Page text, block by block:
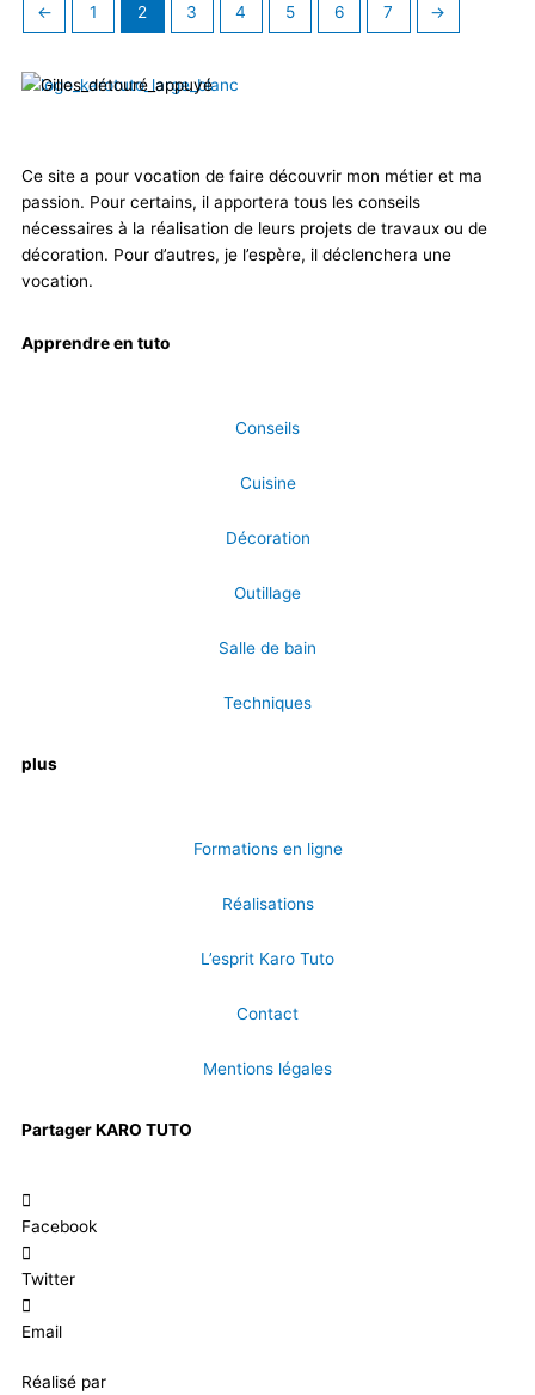
← 1 2 3 4 5 6 7 →
Ce site a pour vocation de faire découvrir mon métier et ma
passion. Pour certains, il apportera tous les conseils
nécessaires à la réalisation de leurs projets de travaux ou de
décoration. Pour d’autres, je l’espère, il déclenchera une
vocation.
Apprendre en tuto
Conseils
Cuisine
Décoration
Outillage
Salle de bain
Techniques
plus
Formations en ligne
Réalisations
L’esprit Karo Tuto
Contact
Mentions légales
Partager KARO TUTO
Facebook
Twitter
Email
Réalisé par